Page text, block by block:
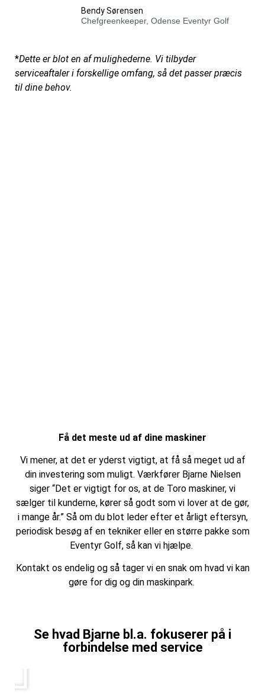
Bendy Sørensen
Chefgreenkeeper, Odense Eventyr Golf
*Dette er blot en af mulighederne. Vi tilbyder
serviceaftaler i forskellige omfang, så det passer præcis
til dine behov.
Få det meste ud af dine maskiner
Vi mener, at det er yderst vigtigt, at få så meget ud af
din investering som muligt. Værkfører Bjarne Nielsen
siger “Det er vigtigt for os, at de Toro maskiner, vi
sælger til kunderne, kører så godt som vi lover at de gør,
i mange år.” Så om du blot leder efter et årligt eftersyn,
periodisk besøg af en tekniker eller en større pakke som
Eventyr Golf, så kan vi hjælpe.
Kontakt os endelig og så tager vi en snak om hvad vi kan
gøre for dig og din maskinpark.
Se hvad Bjarne bl.a. fokuserer på i
forbindelse med service